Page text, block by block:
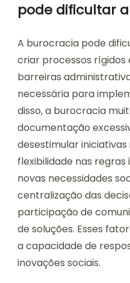
pode dificultar
A burocracia pode
criar processos rígidos
barreiras
necessária para
disso, a burocracia
documentação
desestimular
flexibilidade nas
novas necessidades
centralização das
participação de
de soluções. Esses
a capacidade de
inovações sociais.